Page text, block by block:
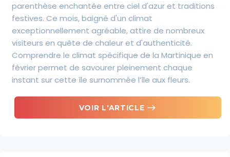
parenthèse enchantée entre ciel d'azur et traditions
festives. Ce mois, baigné d'un climat
exceptionnellement agréable, attire de nombreux
visiteurs en quête de chaleur et d'authenticité.
Comprendre le climat spécifique de la Martinique en
février permet de savourer pleinement chaque
instant sur cette île surnommée l’île aux fleurs.
VOIR L'ARTICLE east